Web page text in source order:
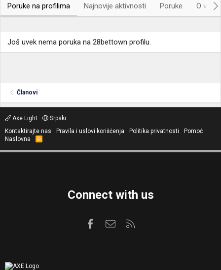
Poruke na profilima Najnovije aktivnosti Poruke O
Još uvek nema poruka na 28bettown profilu.
Članovi
Axe Light
Srpski
Kontaktirajte nas
Pravila i uslovi korišćenja Politika privatnosti
Pomoć
Naslovna
R
S
Connect with us
FacebookKontaktirajte nas